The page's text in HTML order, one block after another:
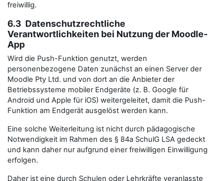
freiwillig.
6.3 Datenschutzrechtliche
Verantwortlichkeiten bei Nutzung der Moodle-
App
Wird die Push-Funktion genutzt, werden
personenbezogene Daten zunächst an einen Server der
Moodle Pty Ltd. und von dort an die Anbieter der
Betriebssysteme mobiler Endgeräte (z. B. Google für
Android und Apple für iOS) weitergeleitet, damit die Push-
Funktion am Endgerät ausgelöst werden kann.
Eine solche Weiterleitung ist nicht durch pädagogische
Notwendigkeit im Rahmen des § 84a SchulG LSA gedeckt
und kann daher nur aufgrund einer freiwilligen Einwilligung
erfolgen.
Daher ist eine durch Schulen oder Lehrkräfte veranlasste